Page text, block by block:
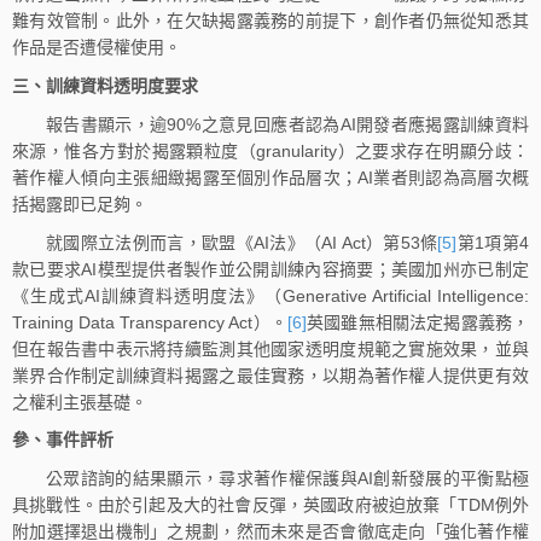
難有效管制。此外，在欠缺揭露義務的前提下，創作者仍無從知悉其
作品是否遭侵權使用。
三、訓練資料透明度要求
報告書顯示，逾90%之意見回應者認為AI開發者應揭露訓練資料
來源，惟各方對於揭露顆粒度（granularity）之要求存在明顯分歧：
著作權人傾向主張細緻揭露至個別作品層次；AI業者則認為高層次概
括揭露即已足夠。
就國際立法例而言，歐盟《AI法》（AI Act）第53條[5]第1項第4
款已要求AI模型提供者製作並公開訓練內容摘要；美國加州亦已制定
《生成式AI訓練資料透明度法》（Generative Artificial Intelligence:
Training Data Transparency Act）。 [6]英國雖無相關法定揭露義務，
但在報告書中表示將持續監測其他國家透明度規範之實施效果，並與
業界合作制定訓練資料揭露之最佳實務，以期為著作權人提供更有效
之權利主張基礎。
參、 事件評析
公眾諮詢的結果顯示，尋求著作權保護與AI創新發展的平衡點極
具挑戰性。由於引起及大的社會反彈，英國政府被迫放棄「TDM例外
附加選擇退出機制」之規劃，然而未來是否會徹底走向「強化著作權